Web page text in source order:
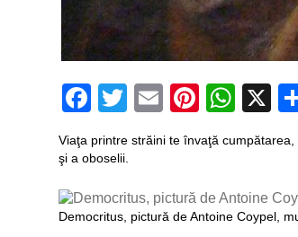
Facebook
Twitter
Email X
Viaţa printre străini te învaţă
şi a oboselii.
Democritus, pictură de Antoine Coypel,